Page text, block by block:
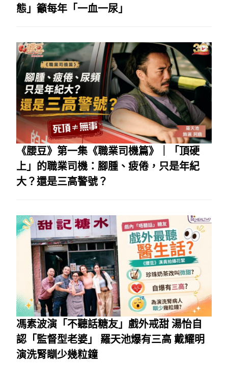
態」籲每年「一血一尿」
《腰豆》第一集《職業司機篇》｜「頂硬
上」的職業司機：腳腫、疲倦，只是年紀
大？還是三高警號？
馮素波演「不聽話糖友」戲外戒甜 湯怡自
認「監督型老婆」 羅天池爆有三高 戴耀明
演洗腎瞓少幾粒鐘